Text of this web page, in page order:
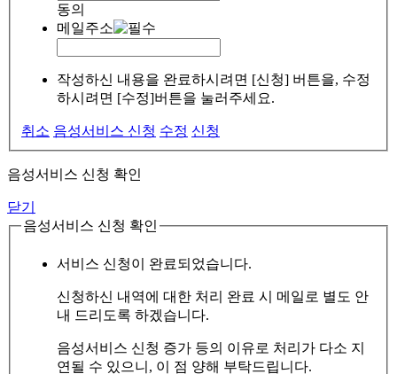
동의
메일주소
작성하신 내용을 완료하시려면 [신청] 버튼을, 수정
하시려면 [수정]버튼을 눌러주세요.
취소 음성서비스 신청 수정 신청
음성서비스 신청 확인
닫기
음성서비스 신청 확인
서비스 신청이 완료되었습니다.
신청하신 내역에 대한 처리 완료 시 메일로 별도 안
내 드리도록 하겠습니다.
음성서비스 신청 증가 등의 이유로 처리가 다소 지
연될 수 있으니, 이 점 양해 부탁드립니다.